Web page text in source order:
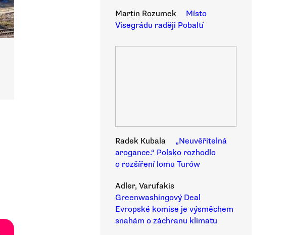
Martin Rozumek
Místo
Visegrádu raději Pobaltí
Radek Kubala
„Neuvěřitelná
arogance.“ Polsko rozhodlo
o rozšíření lomu Turów
Adler, Varufakis
Greenwashingový Deal
Evropské komise je výsměchem
snahám o záchranu klimatu